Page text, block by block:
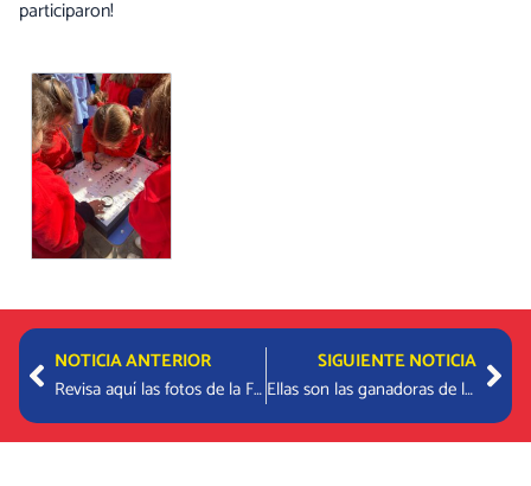
participaron!
PrevNOTICIA ANTERIOR
Revisa aquí las fotos de la Feria Científica y Tecnológica
SIGUIENTE NOTICIA
Ellas son las ganadoras de la Feria Científica y Tecnológica 2023